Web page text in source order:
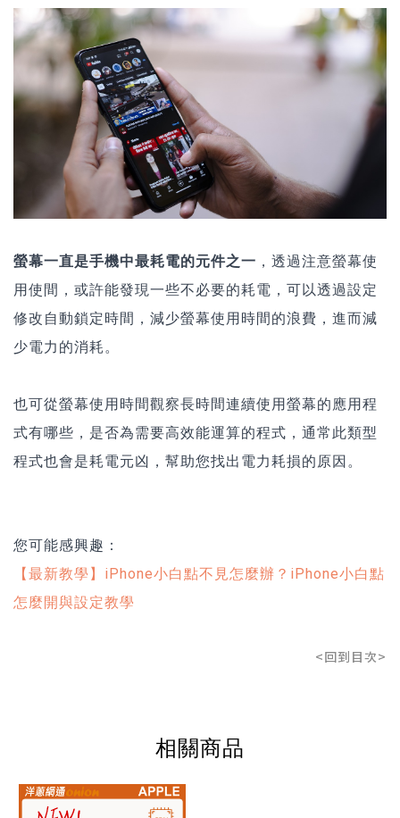
螢幕一直是手機中最耗電的元件之一 ，透過注意螢幕使
用使間，或許能發現一些不必要的耗電，可以透過設定
修改自動鎖定時間，減少螢幕使用時間的浪費，進而減
少電力的消耗。
也可從螢幕使用時間觀察長時間連續使用螢幕的應用程
式有哪些，是否為需要高效能運算的程式，通常此類型
程式也會是耗電元凶，幫助您找出電力耗損的原因。
您可能感興趣：
【最新教學】iPhone小白點不見怎麼辦？iPhone小白點
怎麼開與設定教學
<回到目次>
相關商品